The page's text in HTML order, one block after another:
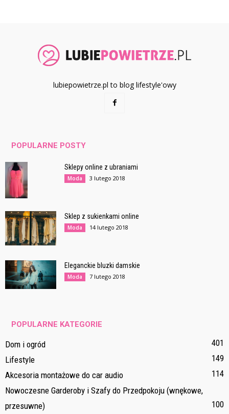
lubiepowietrze.pl to blog lifestyle'owy
POPULARNE POSTY
Sklepy online z ubraniami
Moda 3 lutego 2018
Sklep z sukienkami online
Moda 14 lutego 2018
Eleganckie bluzki damskie
Moda 7 lutego 2018
POPULARNE KATEGORIE
Dom i ogród
401
Lifestyle
149
Akcesoria montażowe do car audio
114
Nowoczesne Garderoby i Szafy do Przedpokoju (wnękowe,
przesuwne)
100